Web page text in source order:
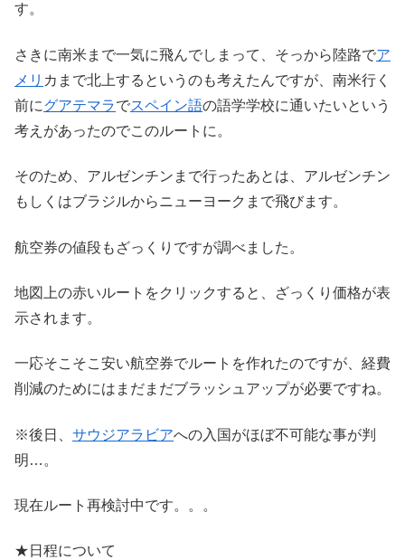
す。
さきに南米まで一気に飛んでしまって、そっから陸路でア
メリ カまで北上するというのも考えたんですが、南米行く
前にグアテマラでスペイン語の語学学校に通いたいという
考えがあったのでこのルートに。
そのため、アルゼンチンまで行ったあとは、アルゼンチン
もしくはブラジルからニューヨークまで飛びます。
航空券の値段もざっくりですが調べました。
地図上の赤いルートをクリックすると、ざっくり価格が表
示されます。
一応そこそこ安い航空券でルートを作れたのですが、経費
削減のためにはまだまだブラッシュアップが必要ですね。
※後日、 サウジアラビアへの入国がほぼ不可能な事が判
明…。
現在ルート再検討中です。。。
★日程について